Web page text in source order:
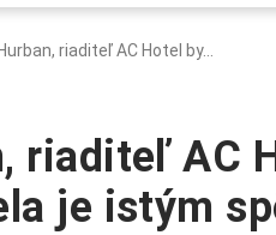
riaditeľ AC Hotel by…
riaditeľ AC
je istým